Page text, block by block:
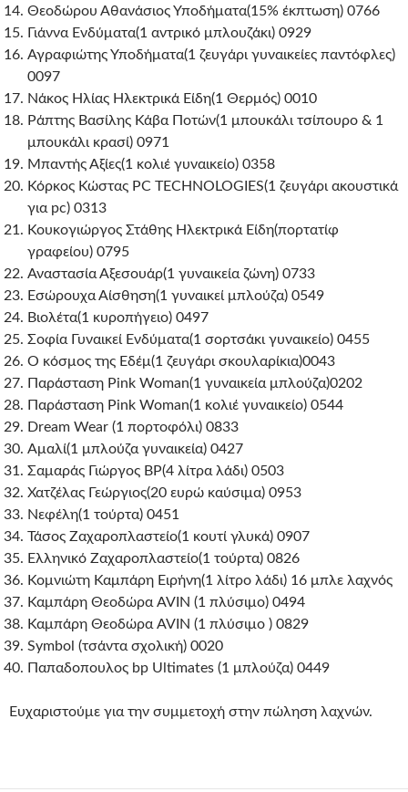
Θεοδώρου Αθανάσιος Υποδήματα(15% έκπτωση) 0766
Γιάννα Ενδύματα(1 αντρικό μπλουζάκι) 0929
Αγραφιώτης Υποδήματα(1 ζευγάρι γυναικείες παντόφλες)
0097
Νάκος Ηλίας Ηλεκτρικά Είδη(1 Θερμός) 0010
Ράπτης Βασίλης Κάβα Ποτών(1 μπουκάλι τσίπουρο & 1
μπουκάλι κρασί) 0971
Μπαντής Αξίες(1 κολιέ γυναικείο) 0358
Κόρκος Κώστας PC TECHNOLOGIES(1 ζευγάρι ακουστικά
για pc) 0313
Κουκογιώργος Στάθης Ηλεκτρικά Είδη(πορτατίφ
γραφείου) 0795
Αναστασία Αξεσουάρ(1 γυναικεία ζώνη) 0733
Εσώρουχα Αίσθηση(1 γυναικεί μπλούζα) 0549
Βιολέτα(1 κυροπήγειο) 0497
Σοφία Γυναικεί Ενδύματα(1 σορτσάκι γυναικείο) 0455
Ο κόσμος της Εδέμ(1 ζευγάρι σκουλαρίκια)0043
Παράσταση Pink Woman(1 γυναικεία μπλούζα)0202
Παράσταση Pink Woman(1 κολιέ γυναικείο) 0544
Dream Wear (1 πορτοφόλι) 0833
Αμαλί(1 μπλούζα γυναικεία) 0427
Σαμαράς Γιώργος BP(4 λίτρα λάδι) 0503
Χατζέλας Γεώργιος(20 ευρώ καύσιμα) 0953
Νεφέλη(1 τούρτα) 0451
Τάσος Ζαχαροπλαστείο(1 κουτί γλυκά) 0907
Ελληνικό Ζαχαροπλαστείο(1 τούρτα) 0826
Κομνιώτη Καμπάρη Ειρήνη(1 λίτρο λάδι) 16 μπλε λαχνός
Καμπάρη Θεοδώρα AVIN (1 πλύσιμο) 0494
Καμπάρη Θεοδώρα AVIN (1 πλύσιμο ) 0829
Symbol (τσάντα σχολική) 0020
Παπαδοπουλος bp Ultimates (1 μπλούζα) 0449
Ευχαριστούμε για την συμμετοχή στην πώληση λαχνών.